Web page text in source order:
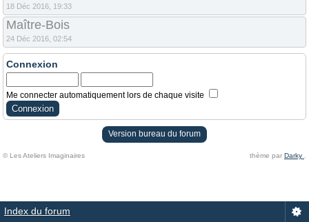
18 Déc 2016, 19:33
Maître-Bois
24 Déc 2016, 02:54
Connexion
Me connecter automatiquement lors de chaque visite
Version bureau du forum
© Les Ateliers Imaginaires thème par Darky
Index du forum